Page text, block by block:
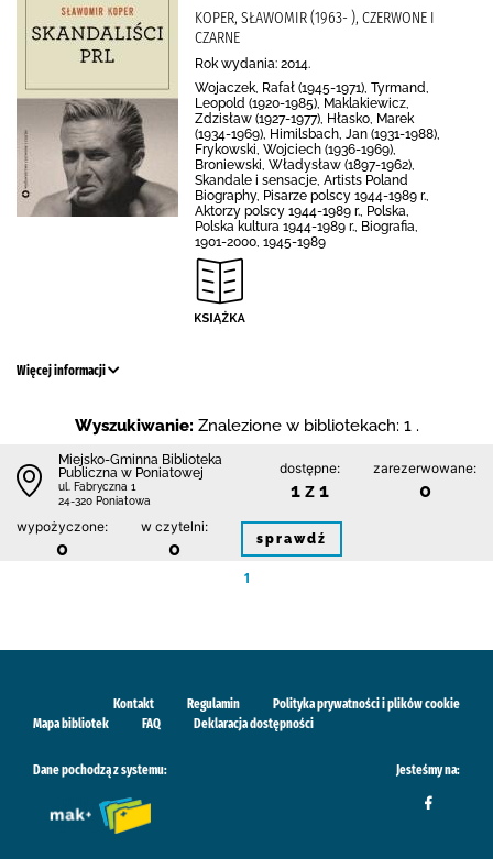
KOPER, SŁAWOMIR (1963- ), CZERWONE I
CZARNE
Rok wydania: 2014.
Wojaczek, Rafał (1945-1971), Tyrmand,
Leopold (1920-1985), Maklakiewicz,
Zdzisław (1927-1977), Hłasko, Marek
(1934-1969), Himilsbach, Jan (1931-1988),
Frykowski, Wojciech (1936-1969),
Broniewski, Władysław (1897-1962),
Skandale i sensacje, Artists Poland
Biography, Pisarze polscy 1944-1989 r.,
Aktorzy polscy 1944-1989 r., Polska,
Polska kultura 1944-1989 r., Biografia,
1901-2000, 1945-1989
Więcej informacji
Wyszukiwanie: Znalezione w bibliotekach: 1 .
Miejsko-Gminna Biblioteka
Publiczna w Poniatowej
ul. Fabryczna 1
24-320 Poniatowa
dostępne:
1 z 1
zarezerwowane:
0
wypożyczone:
0
w czytelni:
0 sprawdź
1
Kontakt Regulamin
Polityka prywatności i plików cookie
Mapa bibliotek
FAQ Deklaracja dostępności
Dane pochodzą z systemu: Jesteśmy na: